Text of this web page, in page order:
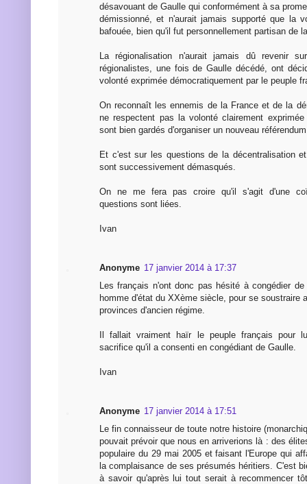
désavouant de Gaulle qui conformément à sa
démissionné, et n'aurait jamais supporté que la
bafouée, bien qu'il fut personnellement partisan de
La régionalisation n'aurait jamais dû revenir
régionalistes, une fois de Gaulle décédé, ont
volonté exprimée démocratiquement par le peuple
On reconnaît les ennemis de la France et de la
ne respectent pas la volonté clairement
sont bien gardés d'organiser un nouveau
Et c'est sur les questions de la décentralisation
sont successivement démasqués.
On ne me fera pas croire qu'il s'agit d'une
questions sont liées.
Ivan
Anonyme 17 janvier 2014 à 17:37
Les français n'ont donc pas hésité à congédier
homme d'état du XXème siècle, pour se soustraire
provinces d'ancien régime.
Il fallait vraiment haïr le peuple français pour
sacrifice qu'il a consenti en congédiant de Gaulle.
Ivan
Anonyme 17 janvier 2014 à 17:51
Le fin connaisseur de toute notre histoire
pouvait prévoir que nous en arriverions là : des
populaire du 29 mai 2005 et faisant l'Europe qui
la complaisance de ses présumés héritiers. C'est
à savoir qu'après lui tout serait à recommencer